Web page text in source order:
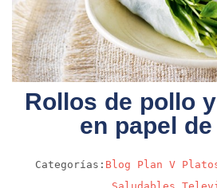
Rollos de pollo
en papel
Categorías: Blog Plan V